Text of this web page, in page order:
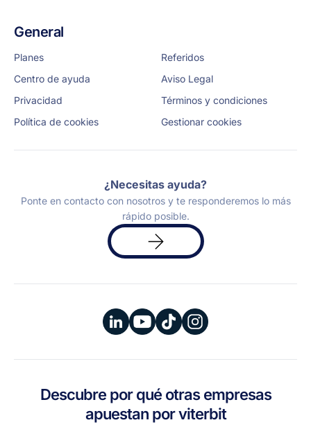
General
Planes
Referidos
Centro de ayuda
Aviso Legal
Privacidad
Términos y condiciones
Política de cookies
Gestionar cookies
¿Necesitas ayuda?
Ponte en contacto con nosotros y te responderemos lo más
rápido posible.
Solicita
una
demo
Descubre por qué otras empresas
apuestan por viterbit